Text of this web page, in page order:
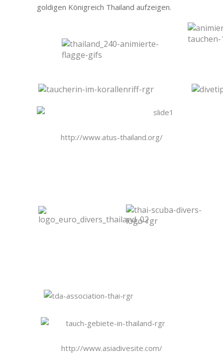
goldigen Königreich Thailand aufzeigen.
http://www.atus-thailand.org/
http://www.asiadivesite.com/